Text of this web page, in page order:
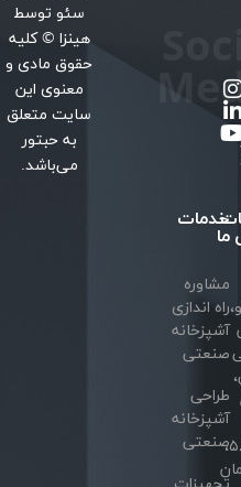
پلاک۵۸،
خدمات
ما
مشاوره
راه اندازی
آشپزخانه
صنعتی
طراحی
آشپزخانه
صنعتی
سئوتوسط
هینزا © کلیه
حقوق مادی و
معنوی این
سایت متعلق
به حبتور
می‌باشد.